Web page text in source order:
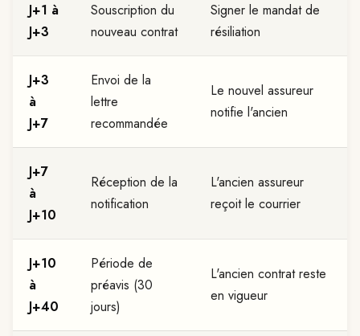
J+1 à
J+3
Souscription du
nouveau contrat
Signer le mandat de
résiliation
J+3
à
J+7
Envoi de la
lettre
recommandée
Le nouvel assureur
notifie l'ancien
J+7
à
J+10
Réception de la
notification
L'ancien assureur
reçoit le courrier
J+10
à
J+40
Période de
préavis (30
jours)
L'ancien contrat reste
en vigueur